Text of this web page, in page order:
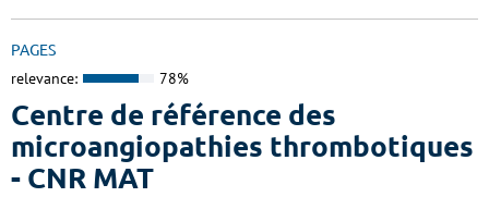
PAGES
relevance: 78%
Centre de référence des
microangiopathies thrombotiques
- CNR MAT